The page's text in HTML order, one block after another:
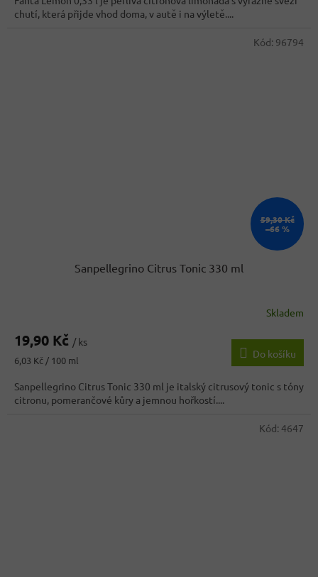
5
hvězdiček.
chutí, která přijde vhod doma, v autě i na výletě....
59,30 Kč
–66 %
Sanpellegrino Citrus Tonic 330 ml
Skladem
19,90 Kč / ks
Měrná
6,03 Kč / 100 ml
Do košíku
Sanpellegrino Citrus Tonic 330 ml je italský citrusový tonic s tóny
citronu, pomerančové kůry a jemnou hořkostí....
Kód: 96794
Kód: 4647